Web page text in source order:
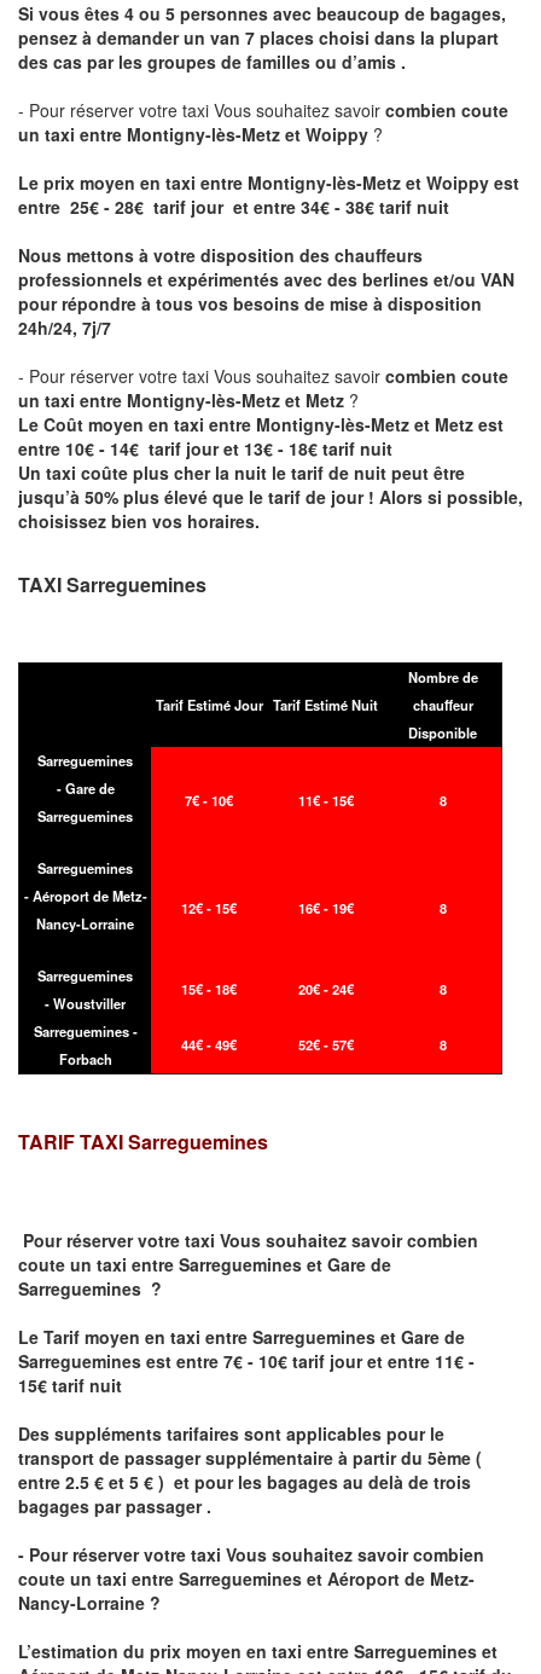
Si vous êtes 4 ou 5 personnes avec beaucoup de bagages,
pensez à demander un van 7 places choisi dans la plupart
des cas par les groupes de familles ou d’amis .
- Pour réserver votre taxi Vous souhaitez savoir combien coute
un taxi entre Montigny-lès-Metz et Woippy ?
Le prix moyen en taxi entre Montigny-lès-Metz et Woippy est
entre 25€ - 28€ tarif jour et entre 34€ - 38€ tarif nuit
Nous mettons à votre disposition des chauffeurs
professionnels et expérimentés avec des berlines et/ou VAN
pour répondre à tous vos besoins de mise à disposition
24h/24, 7j/7
- Pour réserver votre taxi Vous souhaitez savoir combien coute
un taxi entre Montigny-lès-Metz et Metz ?
Le Coût moyen en taxi entre Montigny-lès-Metz et Metz est
entre 10€ - 14€ tarif jour et 13€ - 18€ tarif nuit
Un taxi coûte plus cher la nuit le tarif de nuit peut être
jusqu’à 50% plus élevé que le tarif de jour ! Alors si possible,
choisissez bien vos horaires.
TAXI Sarreguemines
Tarif Estimé Jour Tarif Estimé Nuit
Nombre de
chauffeur
Disponible
Sarreguemines
- Gare de
Sarreguemines
7€ - 10€ 11€ - 15€ 8
Sarreguemines
- Aéroport de Metz-
Nancy-Lorraine
12€ - 15€ 16€ - 19€ 8
Sarreguemines
- Woustviller
15€ - 18€ 20€ - 24€ 8
Sarreguemines -
Forbach
44€ - 49€ 52€ - 57€ 8
TARIF TAXISarreguemines
Pour réserver votre taxi Vous souhaitez savoircombien
coute un taxi entre Sarreguemines et Gare de
Sarreguemines ?
Le Tarif moyen en taxi entre Sarreguemines et Gare de
Sarreguemines est entre 7€ - 10€ tarif jour et entre 11€ -
15€ tarif nuit
Des suppléments tarifaires sont applicables pour le
transport de passager supplémentaire à partir du 5ème (
entre 2.5 € et 5 € ) et pour les bagages au delà de trois
bagages par passager .
- Pour réserver votre taxi Vous souhaitez savoircombien
coute un taxi entre Sarreguemines et Aéroport de Metz-
Nancy-Lorraine ?
L’estimation du prix moyen en taxi entre Sarreguemines et